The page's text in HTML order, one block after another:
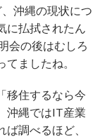
沖縄の現状につ
に払拭されたん
会の後はむしろ
ましたね。
移住するなら今
沖縄ではIT産業
調べるほど、